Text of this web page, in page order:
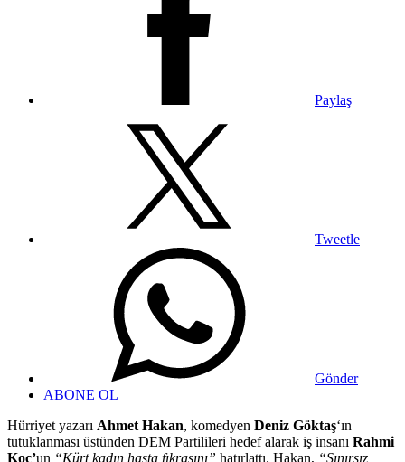
Paylaş
Tweetle
Gönder
ABONE OL
Hürriyet yazarı Ahmet Hakan, komedyen Deniz Göktaş‘ın
tutuklanması üstünden DEM Partilileri hedef alarak iş insanı Rahmi
Koç’un “Kürt kadın hasta fıkrasını” hatırlattı. Hakan, “Sınırsız